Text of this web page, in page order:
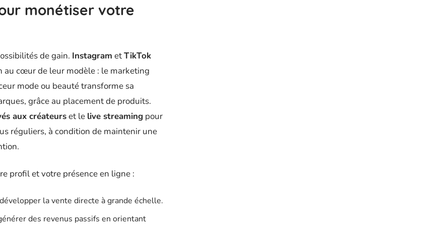
monétiser votre
de gain. Instagram etTikTok
au cœur de leur modèle : le marketing
mode ou beauté transforme sa
grâce au placement de produits.
aux créateurset le live streaming pour
réguliers, à condition de maintenir une
profil et votre présence en ligne :
la vente directe à grande échelle.
des revenus passifs en orientant